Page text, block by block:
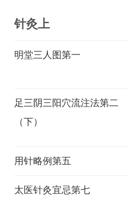
针灸上
明堂三人图第一
足三阴三阳穴流注法第二
（下）
用针略例第五
太医针灸宜忌第七